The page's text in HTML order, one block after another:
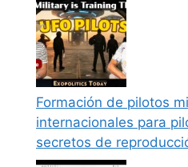
Formación de pilotos
internacionales para
secretos de